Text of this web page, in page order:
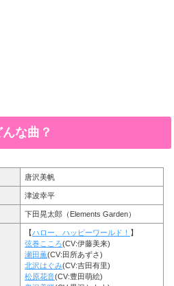
な曲？
唐沢美帆
津波幸平
下田晃太郎（Elements Garden）
【ハロー、ハッピーワールド！ 】
弦巻こころ(CV:伊藤美来)
瀬田薫(CV:田所あずさ)
北沢はぐみ(CV:吉田有里)
松原花音(CV:豊田萌絵)